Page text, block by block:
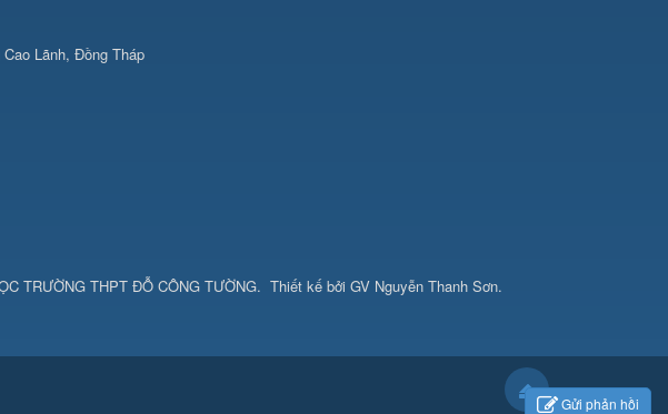
Lãnh, Đồng Tháp
TRƯỜNG THPT ĐỖ CÔNG TƯỜNG. Thiết kế bởi GV Nguyễn Thanh Sơn.
Gửi phản hồi